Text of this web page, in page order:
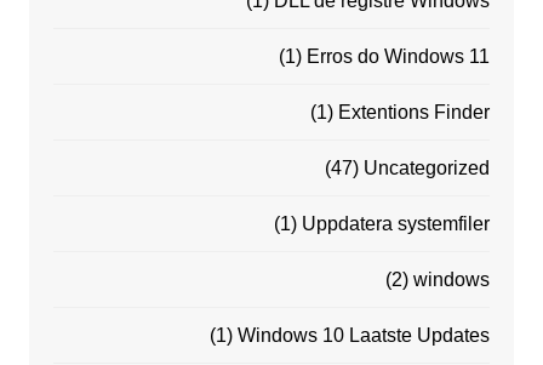
Erros do Windows 11
(1)
Extentions Finder
(1)
Uncategorized
(47)
Uppdatera systemfiler
(1)
windows
(2)
Windows 10 Laatste Updates
(1)